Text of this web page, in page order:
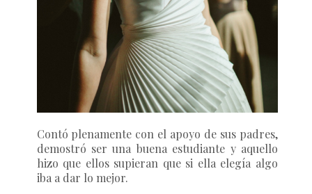
Contó plenamente con el apoyo de sus padres,
demostró ser una buena estudiante y aquello
hizo que ellos supieran que si ella elegía algo
iba a dar lo mejor.